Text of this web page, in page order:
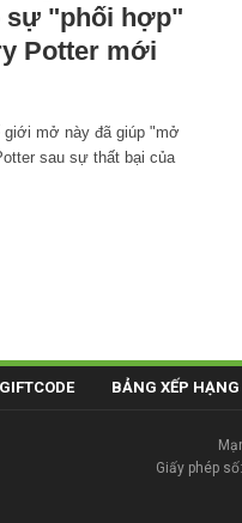
sự "phối hợp"
Potter mới
giới mở này đã giúp "mở
sau sự thất bại của
GIFTCODE BẢNG XẾP HẠNG
Giấy phép